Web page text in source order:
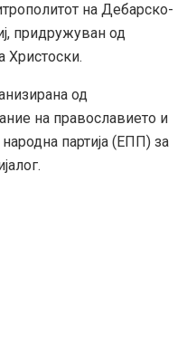
на Дебарско-
придружуван од
Христоски.
од
на православието и
партија (ЕПП) за